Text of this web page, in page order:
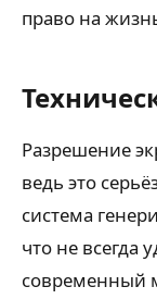
право на
Разрешение
ведь это
система
что не всегда
современный